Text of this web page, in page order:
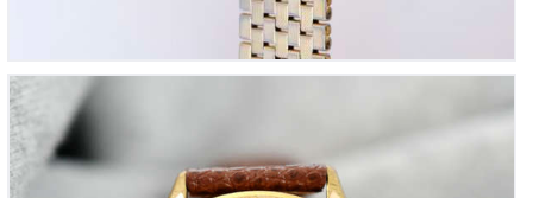
Courtoise vintage « Montre habillée de Courtoisie »